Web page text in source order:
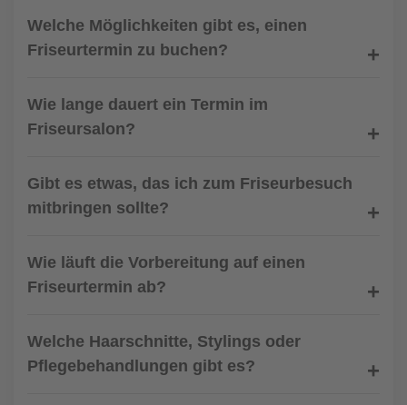
Welche Möglichkeiten gibt es, einen
Friseurtermin zu buchen?
Wie lange dauert ein Termin im
Friseursalon?
Gibt es etwas, das ich zum Friseurbesuch
mitbringen sollte?
Wie läuft die Vorbereitung auf einen
Friseurtermin ab?
Welche Haarschnitte, Stylings oder
Pflegebehandlungen gibt es?